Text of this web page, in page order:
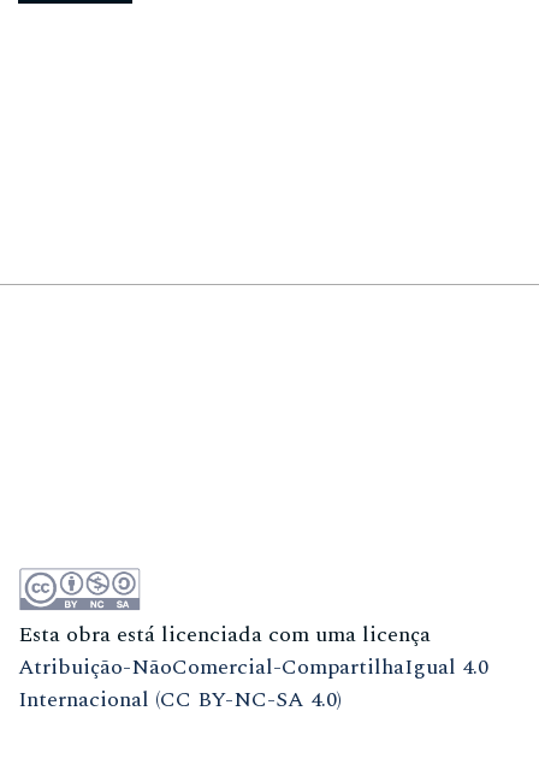
Esta obra está licenciada com uma licença
Atribuição-NãoComercial-CompartilhaIgual 4.0
Internacional (CC BY-NC-SA 4.0)